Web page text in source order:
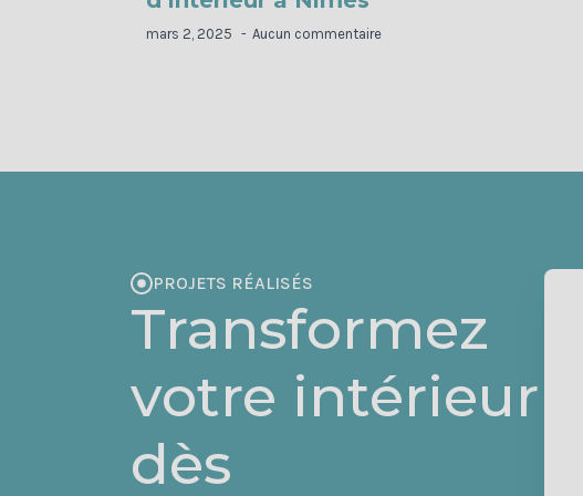
mars 2, 2025 Aucun commentaire
PROJETS RÉALISÉS
Transformez
votre intérieur
dès